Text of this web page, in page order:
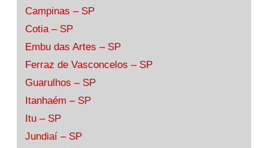
Campinas – SP
Cotia – SP
Embu das Artes – SP
Ferraz de Vasconcelos – SP
Guarulhos – SP
Itanhaém – SP
Itu – SP
Jundiaí – SP